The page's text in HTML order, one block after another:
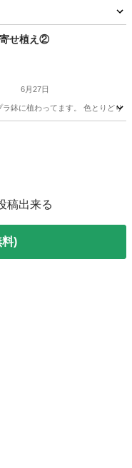
せ植え②
6月27日
鉢に植わってます。 色とりどり
稿出来る
)